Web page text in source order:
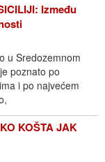
Između
u Sredozemnom
poznato po
i po najvećem
KOŠTA JAK